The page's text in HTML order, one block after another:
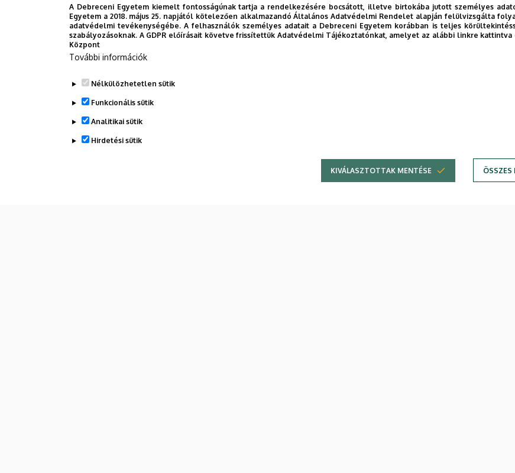
A Debreceni Egyetem kiemelt fontosságúnak tartja a rendelkezésére bocsátott, illetve birtokába jutott személyes
Egyetem a 2018. május 25. napjától kötelezően alkalmazandó Általános Adatvédelmi Rendelet alapján felülvizsgálta
adatvédelmi tevékenységébe. A felhasználók személyes adatait a Debreceni Egyetem korábban is teljes
szabályozásoknak. A GDPR előírásait követve frissítettük Adatvédelmi Tájékoztatónkat, amelyet az alábbi linkre
Központ
További információk
Nélkülözhetetlen sütik
Funkcionális sütik
Analitikai sütik
Hirdetési sütik
KIVÁLASZTOTTAK MENTÉSE ÖSSZES